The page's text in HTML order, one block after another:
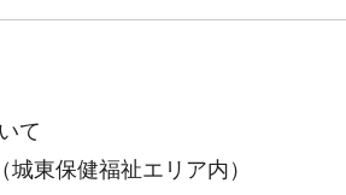
て
東保健福祉エリア内）